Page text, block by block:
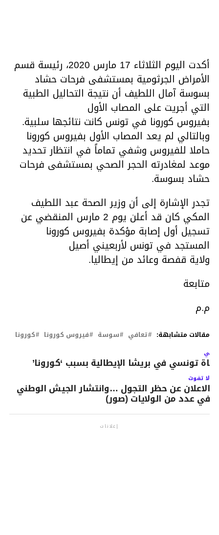
أكدت اليوم الثلاثاء 17 مارس 2020، رئيسة قسم
الأمراض الجرثومية بمستشفى فرحات حشاد
بسوسة آمال اللطيف أن نتيجة التحاليل الطبية
التي أجريت على المصاب الأول
بفيروس كورونا في تونس كانت نتائجها سلبية.
وبالتالي لم يعد المصاب الأول بفيروس كورونا
حاملا للفيروس وشفي تماماً في انتظار تحديد
موعد لمغادرته الحجر الصحي بمستشفى فرحات
حشاد بسوسة.
تجدر الإشارة إلى أن وزير الصحة عبد اللطيف
المكي كان قد أعلن يوم 2 مارس المنقضي عن
تسجيل أول إصابة مؤكدة بفيروس كورونا
المستجد في تونس لأربعيني أصيل
ولاية قفصة وعائد من إيطاليا.
متابعة
م.م
مقالات متشابهة: تعافي سوسة فيروس كورونا كورونا
تونسي في بريشا الإيطالية بسبب ‘كورونا’
لا تفوت
الاعلان عن حظر التجول …وانتشار الجيش الوطني
في عدد من الولايات (صور)
إعلانات